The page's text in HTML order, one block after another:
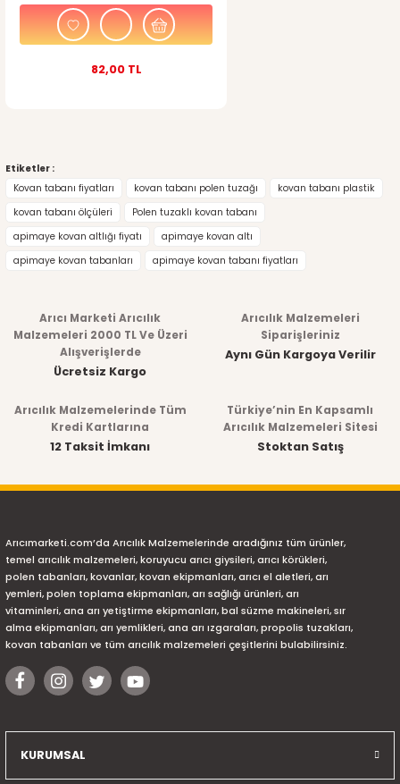
82,00 TL
Etiketler :
Kovan tabanı fiyatları
kovan tabanı polen tuzağı
kovan tabanı plastik
kovan tabanı ölçüleri
Polen tuzaklı kovan tabanı
apimaye kovan altlığı fiyatı
apimaye kovan altı
apimaye kovan tabanları
apimaye kovan tabanı fiyatları
Arıcı Marketi Arıcılık
Malzemeleri 2000 TL Ve Üzeri
Alışverişlerde
Ücretsiz Kargo
Arıcılık Malzemeleri
Siparişleriniz
Aynı Gün Kargoya Verilir
Arıcılık Malzemelerinde Tüm
Kredi Kartlarına
12 Taksit İmkanı
Türkiye’nin En Kapsamlı
Arıcılık Malzemeleri Sitesi
Stoktan Satış
Arıcımarketi.com’da Arıcılık Malzemelerinde aradığınız tüm ürünler,
temel arıcılık malzemeleri, koruyucu arıcı giysileri, arıcı körükleri,
polen tabanları, kovanlar, kovan ekipmanları, arıcı el aletleri, arı
yemleri, polen toplama ekipmanları, arı sağlığı ürünleri, arı
vitaminleri, ana arı yetiştirme ekipmanları, bal süzme makineleri, sır
alma ekipmanları, arı yemlikleri, ana arı ızgaraları, propolis tuzakları,
kovan tabanları ve tüm arıcılık malzemeleri çeşitlerini bulabilirsiniz.
KURUMSAL